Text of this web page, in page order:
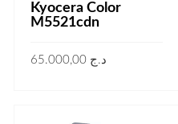
Kyocera Color
M5521cdn
د.ج 65.000,00